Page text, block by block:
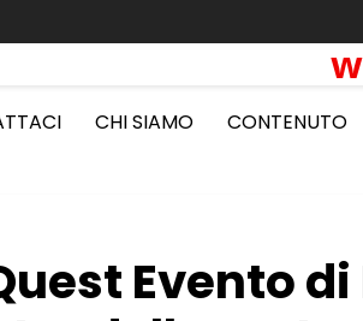
CHI SIAMO CONTENUTO
Evento